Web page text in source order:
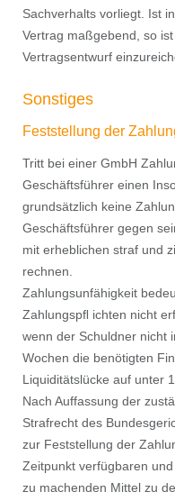
Sachverhalts vorliegt. Ist
Vertrag maßgebend, so
Vertragsentwurf
Sonstiges
Feststellung der
Tritt bei einer GmbH
Geschäftsführer einen
grundsätzlich keine
Geschäftsführer gegen
mit erheblichen straf und
rechnen.
Zahlungsunfähigkeit
Zahlungspﬂ ichten nicht
wenn der Schuldner nicht
Wochen die benötigten
Liquiditätslücke auf unter
Nach Auffassung der
Strafrecht des
zur Feststellung der
Zeitpunkt verfügbaren
zu machenden Mittel zu